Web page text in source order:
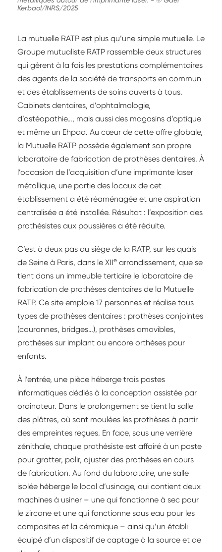
Kerbaol/INRS/2025
La mutuelle RATP est plus qu’une simple mutuelle. Le
Groupe mutualiste RATP rassemble deux structures
qui gèrent à la fois les prestations complémentaires
des agents de la société de transports en commun
et des établissements de soins ouverts à tous.
Cabinets dentaires, d’ophtalmologie,
d’ostéopathie…, mais aussi des magasins d’optique
et même un Ehpad. Au cœur de cette offre globale,
la Mutuelle RATP possède également son propre
laboratoire de fabrication de prothèses dentaires. À
l’occasion de l’acquisition d’une imprimante laser
métallique, une partie des locaux de cet
établissement a été réaménagée et une aspiration
centralisée a été installée. Résultat : l’exposition des
prothésistes aux poussières a été réduite.
C’est à deux pas du siège de la RATP, sur les quais
de Seine à Paris, dans le XIIe arrondissement, que se
tient dans un immeuble tertiaire le laboratoire de
fabrication de prothèses dentaires de la Mutuelle
RATP. Ce site emploie 17 personnes et réalise tous
types de prothèses dentaires : prothèses conjointes
(couronnes, bridges…), prothèses amovibles,
prothèses sur implant ou encore orthèses pour
enfants.
À l’entrée, une pièce héberge trois postes
informatiques dédiés à la conception assistée par
ordinateur. Dans le prolongement se tient la salle
des plâtres, où sont moulées les prothèses à partir
des empreintes reçues. En face, sous une verrière
zénithale, chaque prothésiste est affairé à un poste
pour gratter, polir, ajuster des prothèses en cours
de fabrication. Au fond du laboratoire, une salle
isolée héberge le local d’usinage, qui contient deux
machines à usiner – une qui fonctionne à sec pour
le zircone et une qui fonctionne sous eau pour les
composites et la céramique – ainsi qu’un établi
équipé d’un dispositif de captage à la source et de